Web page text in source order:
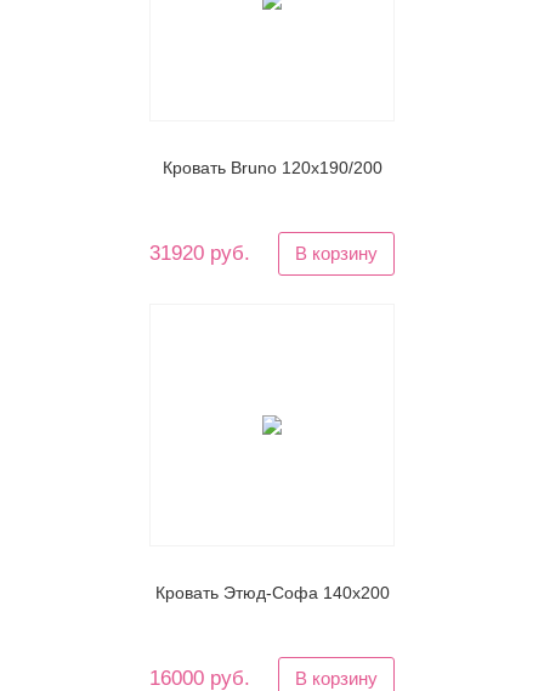
Кровать Bruno 120х190/200
31920 руб. В корзину
Кровать Этюд-Софа 140х200
16000 руб. В корзину